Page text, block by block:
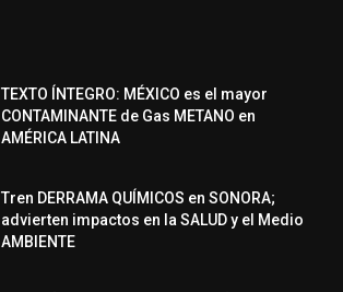
TEXTO ÍNTEGRO: MÉXICO es el mayor
CONTAMINANTE de Gas METANO en
AMÉRICA LATINA
Tren DERRAMA QUÍMICOS en SONORA;
advierten impactos en la SALUD y el Medio
AMBIENTE